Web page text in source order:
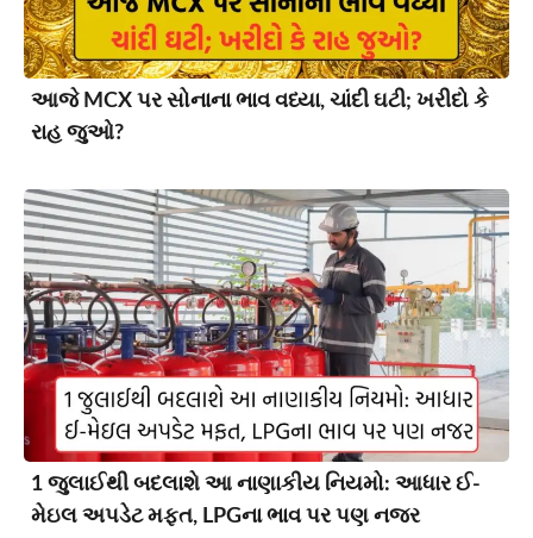
આજે MCX પર સોનાના ભાવ વધ્યા, ચાંદી ઘટી; ખરીદો કે
રાહ જુઓ?
1 જુલાઈથી બદલાશે આ નાણાકીય નિયમો: આધાર ઈ-
મેઇલ અપડેટ મફત, LPGના ભાવ પર પણ નજર